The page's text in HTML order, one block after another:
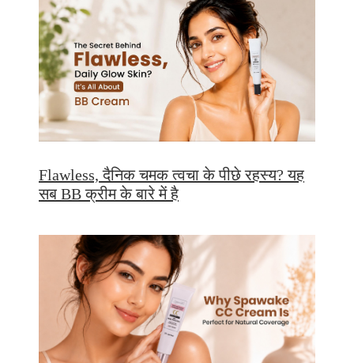
Flawless, दैनिक चमक त्वचा के पीछे रहस्य? यह
सब BB क्रीम के बारे में है